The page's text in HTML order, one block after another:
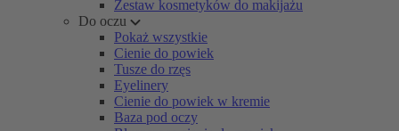
Zestaw kosmetyków do makijażu
Do oczu
Pokaż wszystkie
Cienie do powiek
Tusze do rzęs
Eyelinery
Cienie do powiek w kremie
Baza pod oczy